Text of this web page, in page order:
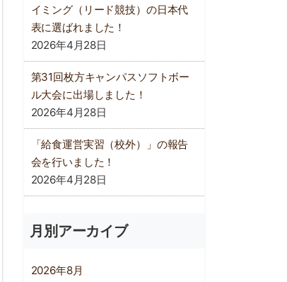
イミング（リード競技）の日本代
表に選ばれました！
2026年4月28日
第31回枚方キャンパスソフトボー
ル大会に出場しました！
2026年4月28日
「給食運営実習（校外）」の報告
会を行いました！
2026年4月28日
月別アーカイブ
2026年8月